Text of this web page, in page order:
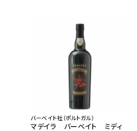
バーベイト社（ポルトガル）
マデイラ バーベイト ミディ